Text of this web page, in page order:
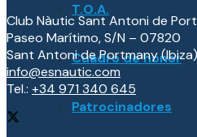
T.O.A.
Cuadro de honor
Patrocinadores
Club Nàutic Sant Antoni de
Paseo Marítimo, S/N – 07820
Sant Antoni de Portmany (Ibiza)
info@esnautic.com
Tel.: +34 971 340 645